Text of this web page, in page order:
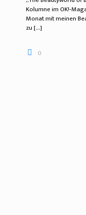
Kolumne im OK!-
Monat mit meinen
zu[…]
0